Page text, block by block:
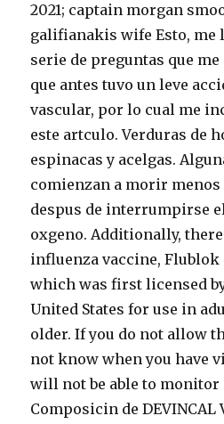
2021; captain morgan
galifianakis wife Esto, me
serie de preguntas que
que antes tuvo un leve
vascular, por lo cual me
este artculo. Verduras de
espinacas y acelgas.
comienzan a morir
despus de interrumpirse
oxgeno. Additionally,
influenza vaccine, Flublok
which was first licensed
United States for use in
older. If you do not allow
not know when you have
will not be able to
Composicin de DEVINCAL